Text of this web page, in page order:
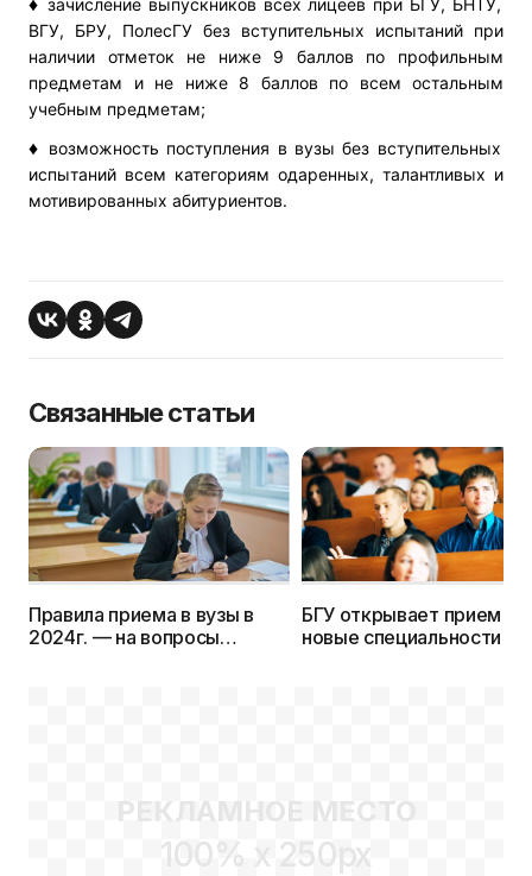
ВГУ, БРУ, ПолесГУ без вступительных испытаний при
наличии отметок не ниже 9 баллов по профильным
предметам и не ниже 8 баллов по всем остальным
учебным предметам;
♦ возможность поступления в вузы без вступительных
испытаний всем категориям одаренных, талантливых и
мотивированных абитуриентов.
Связанные статьи
Правила приема в вузы в
2024г. — на вопросы
БГУ открывает прием на
новые специальности в
РЕКЛАМНОЕ МЕСТО
100% x 250px